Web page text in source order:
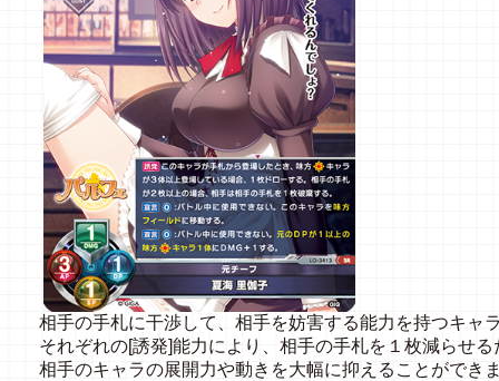
相手の手札に干渉して、相手を妨害する能力を持つキャ
それぞれの[誘発]能力により、相手の手札を１枚減らせる
相手のキャラの展開力や動きを大幅に抑えることができ